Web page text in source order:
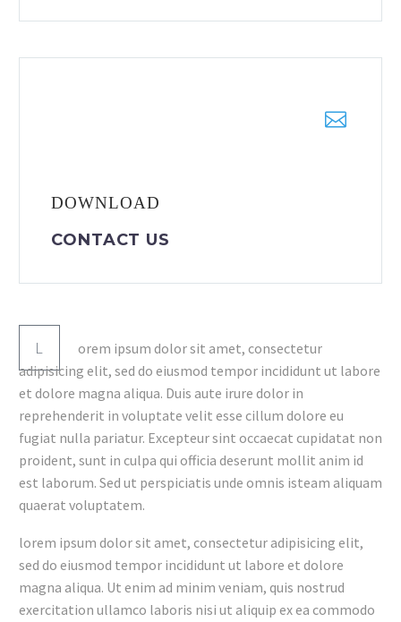
DOWNLOAD
CONTACT US
L
orem ipsum dolor sit amet, consectetur
adipisicing elit, sed do eiusmod tempor incididunt ut labore
et dolore magna aliqua. Duis aute irure dolor in
reprehenderit in voluptate velit esse cillum dolore eu
fugiat nulla pariatur. Excepteur sint occaecat cupidatat non
proident, sunt in culpa qui officia deserunt mollit anim id
est laborum. Sed ut perspiciatis unde omnis isteam aliquam
quaerat voluptatem.
lorem ipsum dolor sit amet, consectetur adipisicing elit,
sed do eiusmod tempor incididunt ut labore et dolore
magna aliqua. Ut enim ad minim veniam, quis nostrud
exercitation ullamco laboris nisi ut aliquip ex ea commodo